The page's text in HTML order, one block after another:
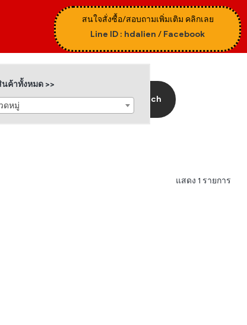
สนใจสั่งซื้อ/สอบถามเพิ่มเติม คลิกเลย
Line ID : hdalien / Facebook
Search
ค้าทั้งหมด >>
ดหมู่
แสดง 1 รายการ